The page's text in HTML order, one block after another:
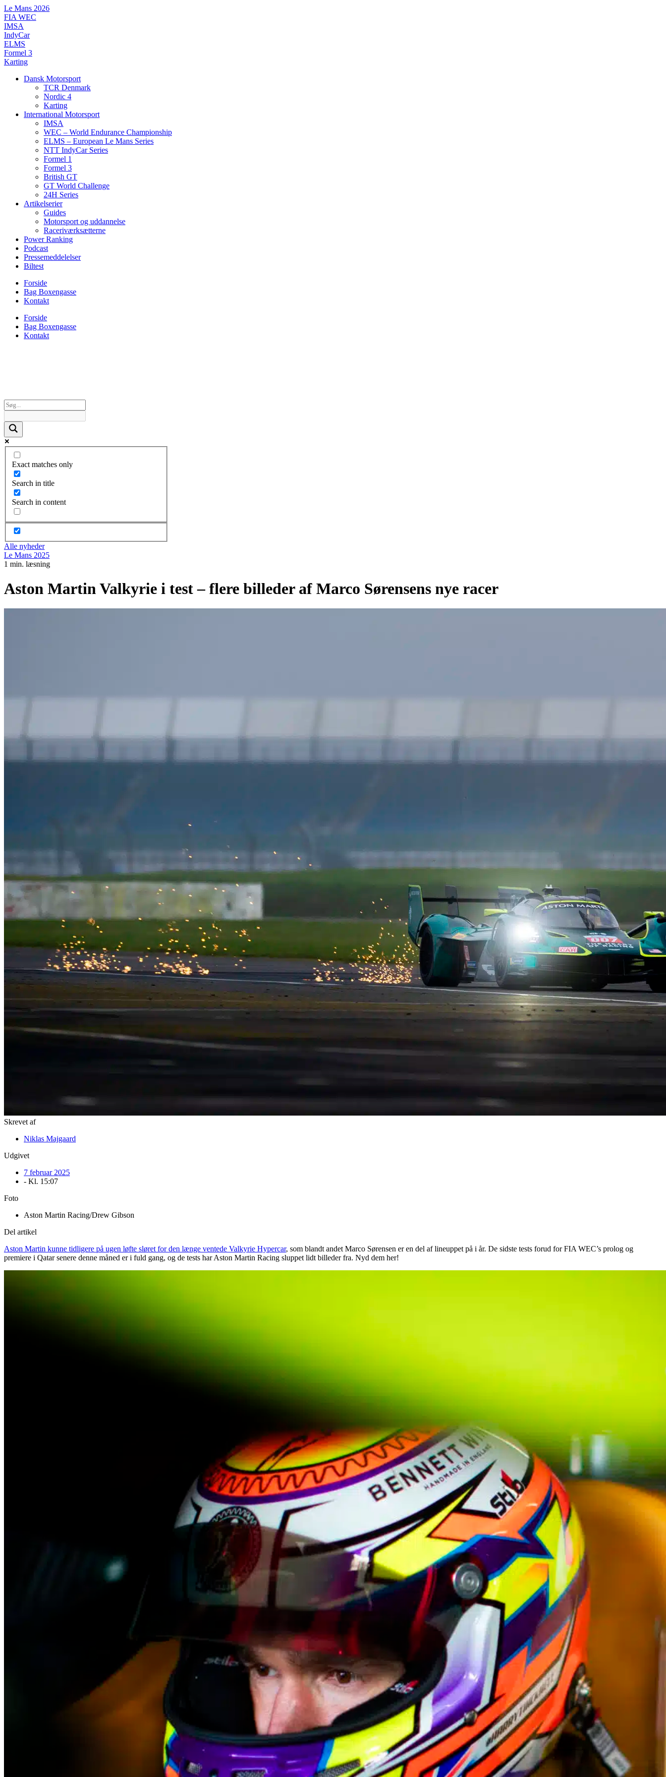
Videre
til
indhold
Le Mans 2026
FIA WEC
IMSA
IndyCar
ELMS
Formel 3
Karting
Dansk Motorsport
TCR Denmark
Nordic 4
Karting
International Motorsport
IMSA
WEC – World Endurance Championship
ELMS – European Le Mans Series
NTT IndyCar Series
Formel 1
Formel 3
British GT
GT World Challenge
24H Series
Artikelserier
Guides
Motorsport og uddannelse
Raceriværksætterne
Power Ranking
Podcast
Pressemeddelelser
Biltest
Forside
Bag Boxengasse
Kontakt
Forside
Bag Boxengasse
Kontakt
Exact matches only
Search in title
Search in content
Alle nyheder
Le Mans 2025
1 min. læsning
Aston Martin Valkyrie i test – flere billeder af Marco Sørensens nye racer
Skrevet af
Niklas Majgaard
Udgivet
7 februar 2025
- Kl. 15:07
Foto
Aston Martin Racing/Drew Gibson
Del artikel
Aston Martin kunne tidligere på ugen løfte sløret for den længe ventede Valkyrie Hypercar, som blandt andet Marco Sørensen er en del af lineuppet på i år. De sidste tests forud for FIA WEC’s prolog og
premiere i Qatar senere denne måned er i fuld gang, og de tests har Aston Martin Racing sluppet lidt billeder fra. Nyd dem her!